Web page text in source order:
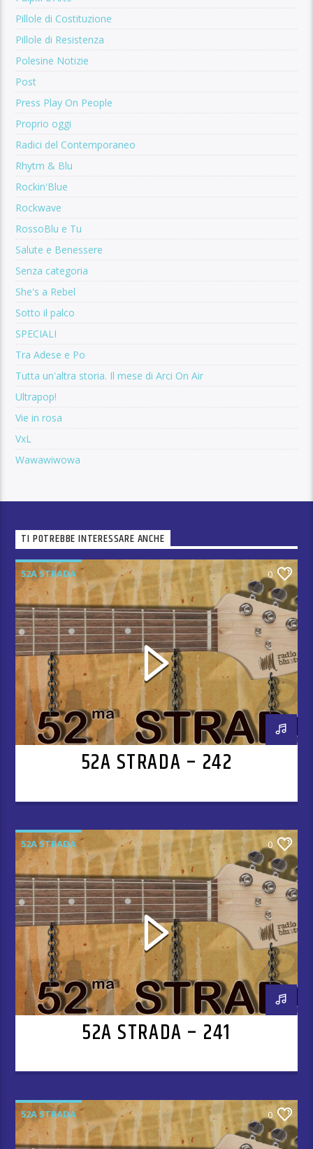
Pillole di Costituzione
Pillole di Resistenza
Polesine Notizie
Post
Press Play On People
Proprio oggi
Radici del Contemporaneo
Rhytm & Blu
Rockin'Blue
Rockwave
RossoBlu e Tu
Salute e Benessere
Senza categoria
She's a Rebel
Sotto il palco
SPECIALI
Tra Adese e Po
Tutta un'altra storia. Il mese di Arci On Air
Ultrapop!
Vie in rosa
VxL
Wawawiwowa
TI POTREBBE INTERESSARE ANCHE
52A STRADA 0
52A STRADA – 242
52A STRADA 0
52A STRADA – 241
52A STRADA 0